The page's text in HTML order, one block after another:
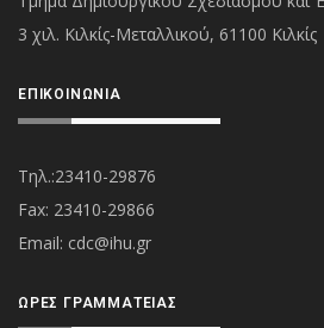
3 χιλ. Κιλκίς-Μεταλλικού, 61100 Κιλκίς
ΕΠΙΚΟΙΝΩΝΊΑ
Τηλ.:23410-29876
Fax: 23410-29866
Εmail: cdc@ihu.gr
ΏΡΕΣ ΓΡΑΜΜΑΤΕΊΑΣ